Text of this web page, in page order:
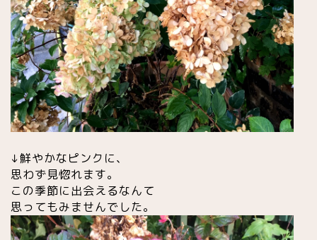
↓鮮やかなピンクに、
思わず見惚れます。
この季節に出会えるなんて
思ってもみませんでした。